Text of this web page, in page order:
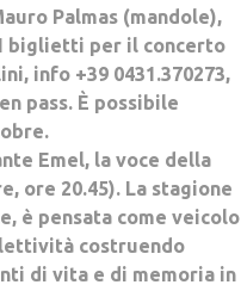
Palmas (mandole),
I biglietti per il concerto
info +39 0431.370273,
pass. È possibile
Emel, la voce della
ore 20.45). La stagione
è pensata come veicolo
costruendo
di vita e di memoria in